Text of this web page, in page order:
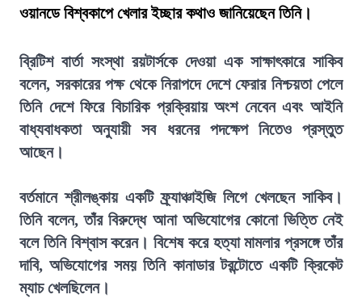
ওয়ানডে বিশ্বকাপে খেলার ইচ্ছার কথাও জানিয়েছেন তিনি।
ব্রিটিশ বার্তা সংস্থা রয়টার্সকে দেওয়া এক সাক্ষাৎকারে সাকিব
বলেন, সরকারের পক্ষ থেকে নিরাপদে দেশে ফেরার নিশ্চয়তা পেলে
তিনি দেশে ফিরে বিচারিক প্রক্রিয়ায় অংশ নেবেন এবং আইনি
বাধ্যবাধকতা অনুযায়ী সব ধরনের পদক্ষেপ নিতেও প্রস্তুত
আছেন।
বর্তমানে শ্রীলঙ্কায় একটি ফ্র্যাঞ্চাইজি লিগে খেলছেন সাকিব।
তিনি বলেন, তাঁর বিরুদ্ধে আনা অভিযোগের কোনো ভিত্তি নেই
বলে তিনি বিশ্বাস করেন। বিশেষ করে হত্যা মামলার প্রসঙ্গে তাঁর
দাবি, অভিযোগের সময় তিনি কানাডার টরন্টোতে একটি ক্রিকেট
ম্যাচ খেলছিলেন।